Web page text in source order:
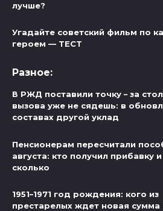
лучше?
Угадайте советский фильм по
героем — ТЕСТ
Разное:
В РЖД поставили точку – за
вызова уже не сядешь: в
составах другой уклад
Пенсионерам пересчитали
августа: кто получил прибавку и
сколько
1951–1971 год рождения: кого из
престарелых ждет новая сумма